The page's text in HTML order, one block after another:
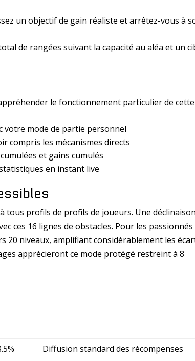
un objectif de gain réaliste et arrêtez-vous à
de rangées suivant la capacité au aléa et un
le fonctionnement particulier de cette
votre mode de partie personnel
compris les mécanismes directs
et gains cumulés
en instant live
tous profils de profils de joueurs. Une déclinaison
ces 16 lignes de obstacles. Pour les passionnés
20 niveaux, amplifiant considérablement les
apprécieront ce mode protégé restreint à 8
Diffusion standard des récompenses